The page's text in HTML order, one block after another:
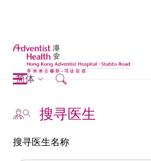
简体
搜寻医生
搜寻医生名称